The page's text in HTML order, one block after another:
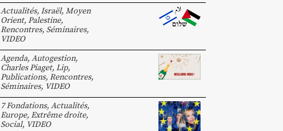
Actualités, Israël, Moyen
Orient, Palestine,
Rencontres, Séminaires,
VIDEO
Agenda, Autogestion,
Charles Piaget, Lip,
Publications, Rencontres,
Séminaires, VIDEO
7 Fondations, Actualités,
Europe, Extrême droite,
Social, VIDEO